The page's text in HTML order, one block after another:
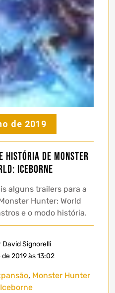
de 2019
de Monster
Iceborne
alguns trailers para a
Hunter: World
e o modo história.
David Signorelli
2019 às 13:02
, Monster Hunter